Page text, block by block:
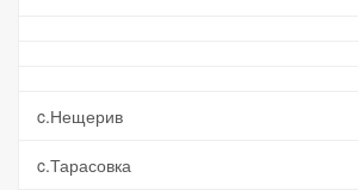
c.Нещерив
c.Тарасовка